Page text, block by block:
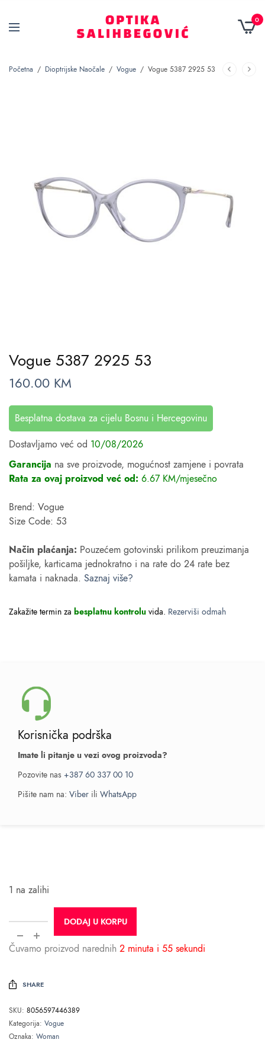
0
Početna / Dioptrijske Naočale / Vogue / Vogue 5387 2925 53
Vogue 5387 2925 53
160.00 KM
Besplatna dostava za cijelu Bosnu i Hercegovinu
Dostavljamo već od 10/08/2026
Garancija na sve proizvode, mogućnost zamjene i povrata
Rata za ovaj proizvod već od: 6.67 KM/mjesečno
Brend: Vogue
Size Code: 53
Način plaćanja: Pouzećem gotovinski prilikom preuzimanja
pošiljke, karticama jednokratno i na rate do 24 rate bez
kamata i naknada. Saznaj više?
Zakažite termin zabesplatnu kontrolu vida. Rezerviši odmah
Korisnička podrška
Imate li pitanje u vezi ovog proizvoda?
Pozovite nas +387 60 337 00 10
Pišite nam na:Viber iliWhatsApp
1 na zalihi
DODAJ U KORPU
Čuvamo proizvod narednih 2 minuta i 55 sekundi
SHARE
SKU: 8056597446389
Kategorija: Vogue
Oznaka: Woman